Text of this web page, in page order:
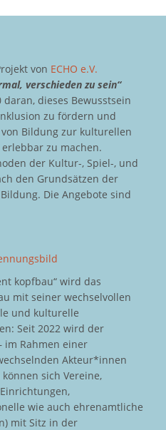
von ECHO e.V.
verschieden zu sein“
daran, dieses Bewusstsein
zu fördern und
Bildung zur kulturellen
zu machen.
der Kultur-, Spiel-, und
den Grundsätzen der
Die Angebote sind
kopfbau“ wird das
mit seiner wechselvollen
und kulturelle
Seit 2022 wird der
im Rahmen einer
Akteur*innen
sich Vereine,
wie auch ehrenamtliche
mit Sitz in der